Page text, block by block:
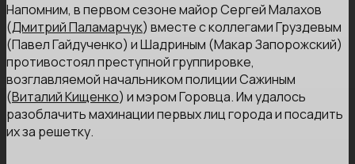
Напомним, в первом сезоне майор Сергей Малахов
(Дмитрий Паламарчук) вместе с коллегами Груздевым
(Павел Гайдученко) и Шадриным (Макар Запорожский)
противостоял преступной группировке,
возглавляемой начальником полиции Сажиным
(Виталий Кищенко) и мэром Горовца. Им удалось
разоблачить махинации первых лиц города и посадить
их за решетку.